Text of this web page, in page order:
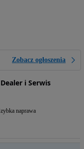
Zobacz ogłoszenia
i Serwis
naprawa